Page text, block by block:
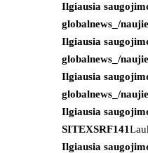
Ilgiausia
globalnews_/
Ilgiausia
globalnews_/
Ilgiausia
globalnews_/
Ilgiausia
SITEXSRF141
Ilgiausia